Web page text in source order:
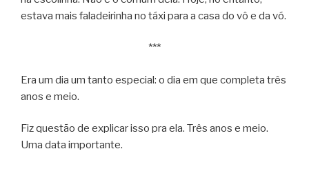
estava mais faladeirinha no táxi para a casa do vô e da vó.
***
Era um dia um tanto especial: o dia em que completa três
anos e meio.
Fiz questão de explicar isso pra ela. Três anos e meio.
Uma data importante.